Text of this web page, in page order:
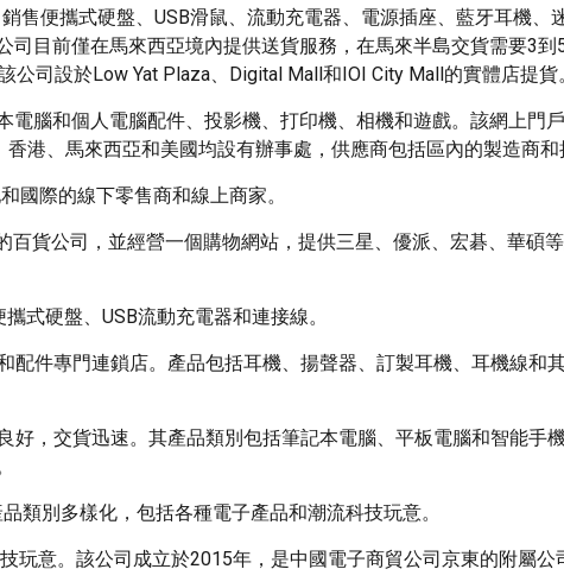
售便攜式硬盤、USB滑鼠、流動充電器、電源插座、藍牙耳機、
目前僅在馬來西亞境內提供送貨服務，在馬來半島交貨需要3到
司設於Low Yat Plaza、Digital Mall和IOI City Mall的實體店提貨
電腦和個人電腦配件、投影機、打印機、相機和遊戲。該網上門
港、馬來西亞和美國均設有辦事處，供應商包括區內的製造商和
國際的線下零售商和線上商家。
百貨公司，並經營一個購物網站，提供三星、優派、宏碁、華碩
式硬盤、USB流動充電器和連接線。
配件專門連鎖店。產品包括耳機、揚聲器、訂製耳機、耳機線和
好，交貨迅速。其產品類別包括筆記本電腦、平板電腦和智能手
類別多樣化，包括各種電子產品和潮流科技玩意。
玩意。該公司成立於2015年，是中國電子商貿公司京東的附屬公